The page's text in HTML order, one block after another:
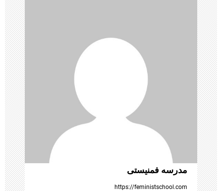
ن
و
ش
ت
ه‌
ه
ا
مدرسه فمنیستی
https://feministschool.com